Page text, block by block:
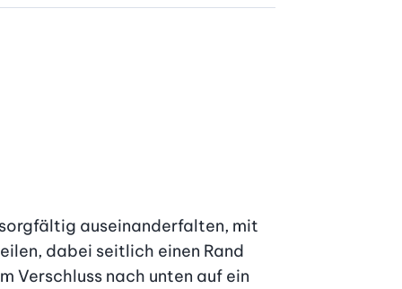
auseinanderfalten, mit
dabei seitlich einen Rand
Verschluss nach unten auf ein